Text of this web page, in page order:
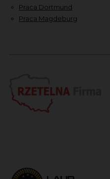
Praca Dortmund
Praca Magdeburg